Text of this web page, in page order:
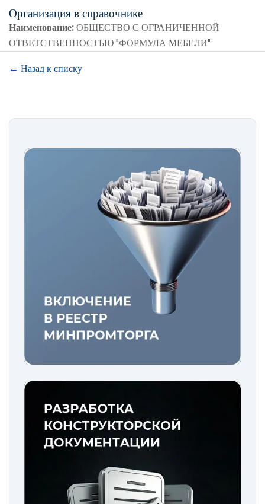
Организация в справочнике
Наименование:ОБЩЕСТВО С ОГРАНИЧЕННОЙ
ОТВЕТСТВЕННОСТЬЮ "ФОРМУЛА МЕБЕЛИ"
← Назад к списку